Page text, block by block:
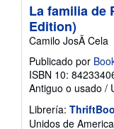
La familia de
Edition)
Camilo JosÃ Cela
Publicado por
ISBN 10:
Antiguo o usado /
Librería:
Unidos de America